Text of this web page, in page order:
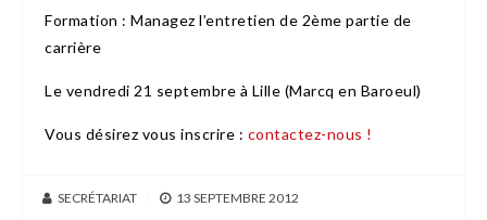
Formation : Managez l’entretien de 2ème partie de
carrière
Le vendredi 21 septembre à Lille (Marcq en Baroeul)
Vous désirez vous inscrire : contactez-nous !
SECRÉTARIAT 13 SEPTEMBRE 2012